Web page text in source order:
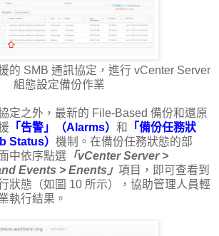
的 SMB 通訊協定，進行 vCenter Server
組態設定備份作業
定之外，最新的 File-Based 備份和還原
「告警」（Alarms） 和
「備份任務狀
Status） 機制。在備份任務狀態的部
中依序點選 「vCenter Server >
Events > Enents」 項目，即可查看到
狀態（如圖 10 所示），協助管理人員輕
執行結果。